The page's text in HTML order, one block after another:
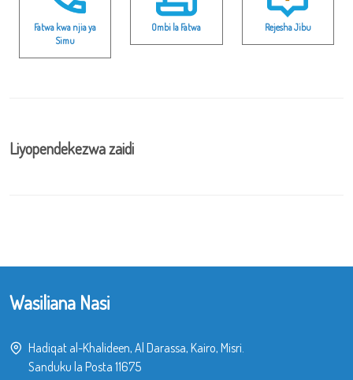
Fatwa kwa njia ya
Simu
Ombi la Fatwa Rejesha Jibu
Liyopendekezwa zaidi
Wasiliana Nasi
Hadiqat al-Khalideen, Al Darassa, Kairo, Misri.
Sanduku la Posta 11675